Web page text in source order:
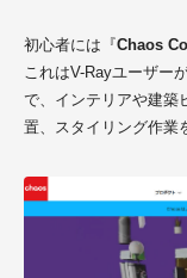
初心者には『Chaos
これはV-Rayユーザー
で、インテリアや建築
置、スタイリング作業